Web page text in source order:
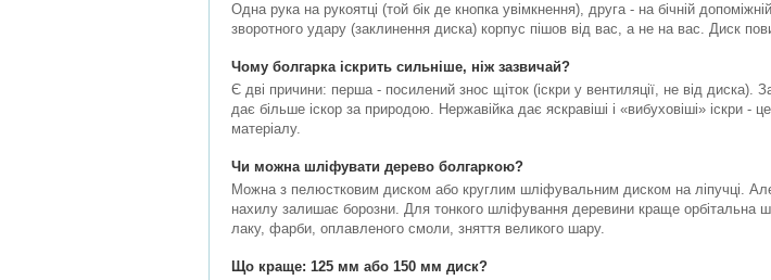
Одна рука на рукоятці (той бік де кнопка увімкнення), друга - на бічній
зворотного удару (заклинення диска) корпус пішов від вас, а не на вас. Диск
Чому болгарка іскрить сильніше, ніж зазвичай?
Є дві причини: перша - посилений знос щіток (іскри у вентиляції, не від диска).
дає більше іскор за природою. Нержавійка дає яскравіші і «вибуховіші» іскри
матеріалу.
Чи можна шліфувати дерево болгаркою?
Можна з пелюстковим диском або круглим шліфувальним диском на ліпучці.
нахилу залишає борозни. Для тонкого шліфування деревини краще орбітальна
лаку, фарби, оплавленого смоли, зняття великого шару.
Що краще: 125 мм або 150 мм диск?